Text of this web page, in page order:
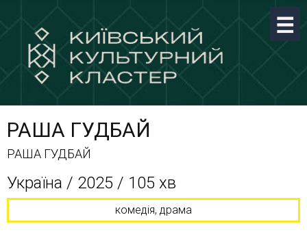
РАША ГУДБАЙ
РАША ГУДБАЙ
Україна / 2025 / 105 хв
комедія, драма